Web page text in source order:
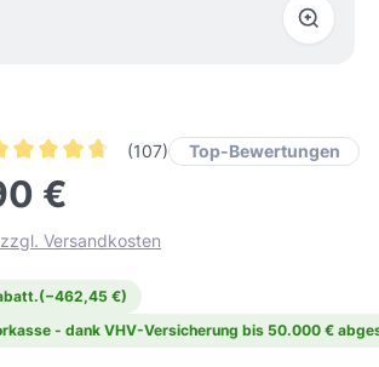
Bewertung von 4.6 von 5
(107) Top-Bewertungen
€
Versandkosten
(−462,45 €)
- dank VHV-Versicherung bis 50.000 €